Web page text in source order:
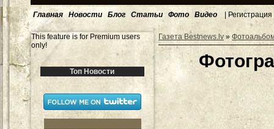
Главная Новости Блог Статьи Фото Видео | Регистрация
This feature is for Premium users
only!
Топ Новости
Газета Bestnews.lv»